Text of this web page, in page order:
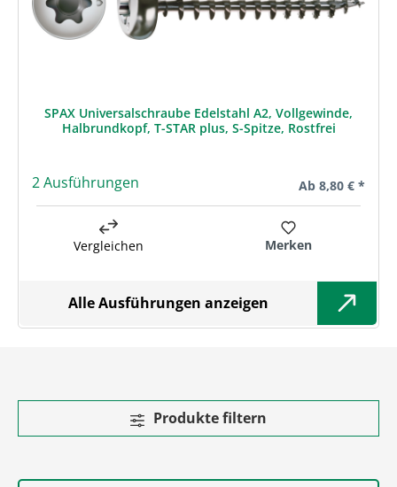
SPAX Universalschraube Edelstahl A2, Vollgewinde,
Halbrundkopf, T-STAR plus, S-Spitze, Rostfrei
2 Ausführungen Regulärer Preis:
Ab 8,80 € *
Vergleichen Merken
Alle Ausführungen anzeigen
Produkte filtern